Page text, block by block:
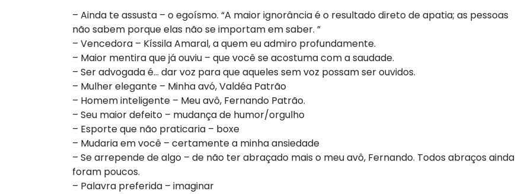
– Ainda te assusta – o egoísmo. “A maior ignorância é o resultado direto de apatia; as pessoas
não sabem porque elas não se importam em saber. ”
– Vencedora – Kíssila Amaral, a quem eu admiro profundamente.
– Maior mentira que já ouviu – que você se acostuma com a saudade.
– Ser advogada é… dar voz para que aqueles sem voz possam ser ouvidos.
– Mulher elegante – Minha avó, Valdéa Patrão
– Homem inteligente – Meu avô, Fernando Patrão.
– Seu maior defeito – mudança de humor/orgulho
– Esporte que não praticaria – boxe
– Mudaria em você – certamente a minha ansiedade
– Se arrepende de algo – de não ter abraçado mais o meu avô, Fernando. Todos abraços ainda
foram poucos.
– Palavra preferida – imaginar